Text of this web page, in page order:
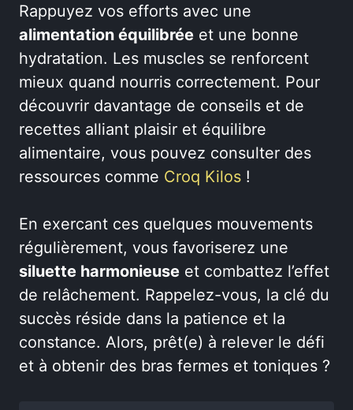
Rappuyez vos efforts avec une
alimentation équilibrée et une bonne
hydratation. Les muscles se renforcent
mieux quand nourris correctement. Pour
découvrir davantage de conseils et de
recettes alliant plaisir et équilibre
alimentaire, vous pouvez consulter des
ressources comme Croq Kilos !
En exercant ces quelques mouvements
régulièrement, vous favoriserez une
siluette harmonieuse et combattez l’effet
de relâchement. Rappelez-vous, la clé du
succès réside dans la patience et la
constance. Alors, prêt(e) à relever le défi
et à obtenir des bras fermes et toniques ?